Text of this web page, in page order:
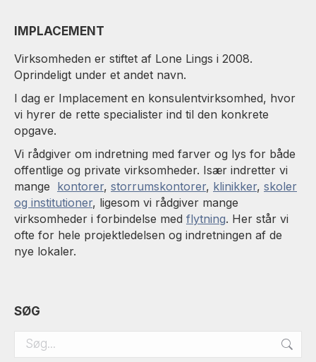
IMPLACEMENT
Virksomheden er stiftet af Lone Lings i 2008.
Oprindeligt under et andet navn.
I dag er Implacement en konsulentvirksomhed, hvor
vi hyrer de rette specialister ind til den konkrete
opgave.
Vi rådgiver om indretning med farver og lys for både
offentlige og private virksomheder. Især indretter vi
mange kontorer, storrumskontorer, klinikker, skoler
og institutioner, ligesom vi rådgiver mange
virksomheder i forbindelse med flytning. Her står vi
ofte for hele projektledelsen og indretningen af de
nye lokaler.
SØG
Search: